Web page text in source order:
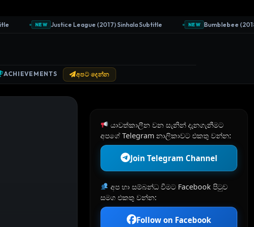
NEW Justice League (2017) Sinhala Subtitle NEW Bumblebee (2018)
ACHIEVEMENTS අපට දෙන්න
යාවත්කාලීන වන සැනින් දැනගැනීමට
අපගේ Telegram නාලිකාවට එකතු වන්න:
Join Telegram Channel
අප හා සම්බන්ධ වීමට Facebook පිටුව
සමග එකතු වන්න:
Follow on Facebook